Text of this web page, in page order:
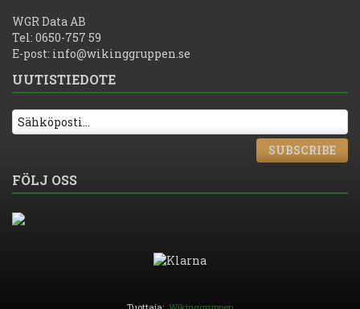
WGR Data AB
Tel: 0650-757 59
E-post: info@wikinggruppen.se
UUTISTIEDOTE
SUBSCRIBE
FÖLJ OSS